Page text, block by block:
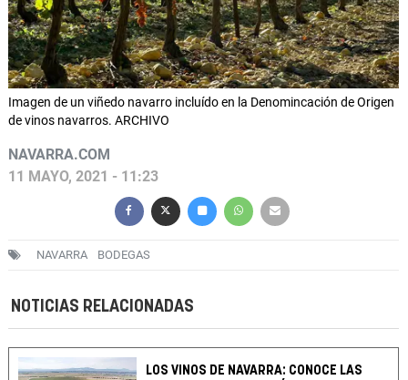
Imagen de un viñedo navarro incluído en la Denomincación de Origen
de vinos navarros. ARCHIVO
NAVARRA.COM
11 MAYO, 2021 - 11:23
NAVARRA BODEGAS
NOTICIAS RELACIONADAS
LOS VINOS DE NAVARRA: CONOCE LAS